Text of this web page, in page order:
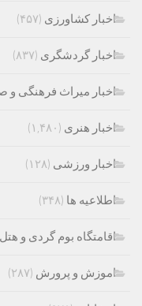
اخبار کشاورزی (۴۵۷)
اخبار گردشگری (۸۳۷)
اخبار میراث فرهنگی و
اخبار هنری (۱,۴۸۰)
اخبار ورزشی (۱۲۸)
اطلاعیه ها (۳۴۸)
اقامتگاه بوم گردی و
اموزش و پرورش (۲۸۷)